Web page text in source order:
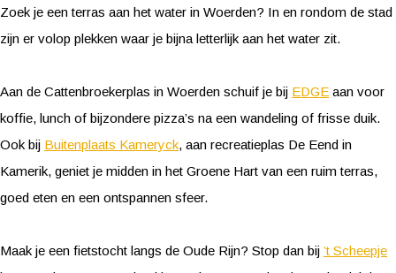
Zoek je een terras aan het water in Woerden? In en rondom de stad
zijn er volop plekken waar je bijna letterlijk aan het water zit.
Aan de Cattenbroekerplas in Woerden schuif je bij EDGE aan voor
koffie, lunch of bijzondere pizza’s na een wandeling of frisse duik.
Ook bij Buitenplaats Kameryck, aan recreatieplas De Eend in
Kamerik, geniet je midden in het Groene Hart van een ruim terras,
goed eten en een ontspannen sfeer.
Maak je een fietstocht langs de Oude Rijn? Stop dan bij ’t Scheepje